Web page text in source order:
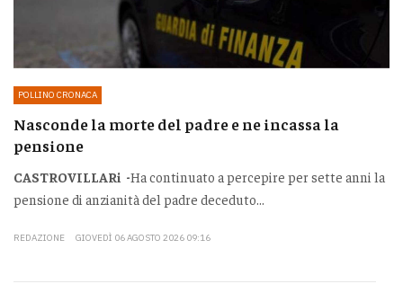
POLLINO CRONACA
Nasconde la morte del padre e ne incassa la
pensione
CASTROVILLARi -Ha continuato a percepire per sette anni la
pensione di anzianità del padre deceduto...
REDAZIONE GIOVEDÌ 06 AGOSTO 2026 09:16